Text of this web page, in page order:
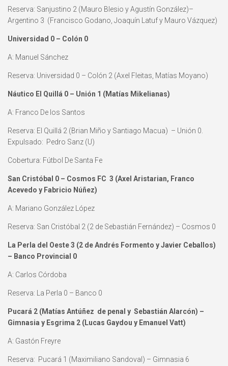
Reserva: Sanjustino 2 (Mauro Blesio y Agustín González)–
Argentino 3 (Francisco Godano, Joaquín Latuf y Mauro Vázquez)
Universidad 0 – Colón 0
A: Manuel Sánchez
Reserva: Universidad 0 – Colón 2 (Axel Fleitas, Matías Moyano)
Náutico El Quillá 0 – Unión 1 (Matías Mikelianas)
A: Franco De los Santos
Reserva: El Quillá 2 (Brian Miño y Santiago Macua) – Unión 0.
Expulsado: Pedro Sanz (U)
Cobertura: Fútbol De Santa Fe
San Cristóbal 0 – Cosmos FC 3 (Axel Aristarian, Franco
Acevedo y Fabricio Núñez)
A: Mariano González López
Reserva: San Cristóbal 2 (2 de Sebastián Fernández) – Cosmos 0
La Perla del Oeste 3 (2 de Andrés Formento y Javier Ceballos)
– Banco Provincial 0
A: Carlos Córdoba
Reserva: La Perla 0 – Banco 0
Pucará 2 (Matías Antúñez de penal y Sebastián Alarcón) –
Gimnasia y Esgrima 2 (Lucas Gaydou y Emanuel Vatt)
A: Gastón Freyre
Reserva: Pucará 1 (Maximiliano Sandoval) – Gimnasia 6